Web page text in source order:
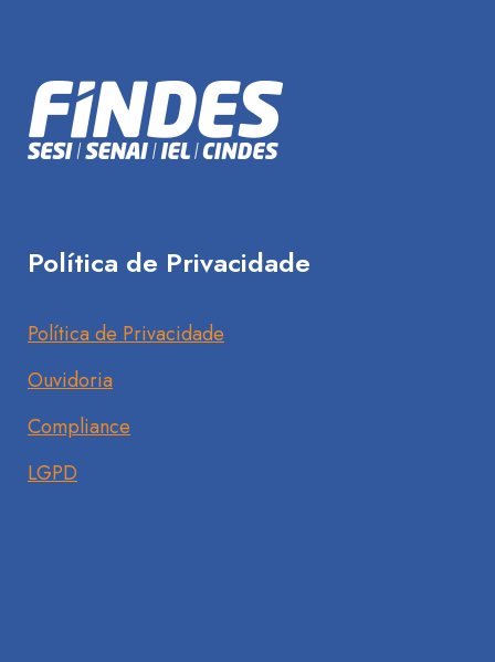
Política de Privacidade
Política de Privacidade
Ouvidoria
Compliance
LGPD